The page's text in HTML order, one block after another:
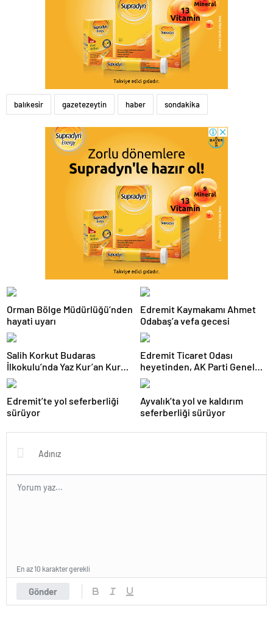
balıkesir gazetezeytin haber sondakika
Orman Bölge Müdürlüğü’nden
hayati uyarı
Edremit Kaymakamı Ahmet
Odabaş’a vefa gecesi
Salih Korkut Budaras
İlkokulu’nda Yaz Kur’an Kursu
belge töreni düzenlendi
Edremit Ticaret Odası
heyetinden, AK Parti Genel
Merkezi’ne ziyaret
Edremit’te yol seferberliği
sürüyor
Ayvalık’ta yol ve kaldırım
seferberliği sürüyor
Gönder
En az 10 karakter gerekli